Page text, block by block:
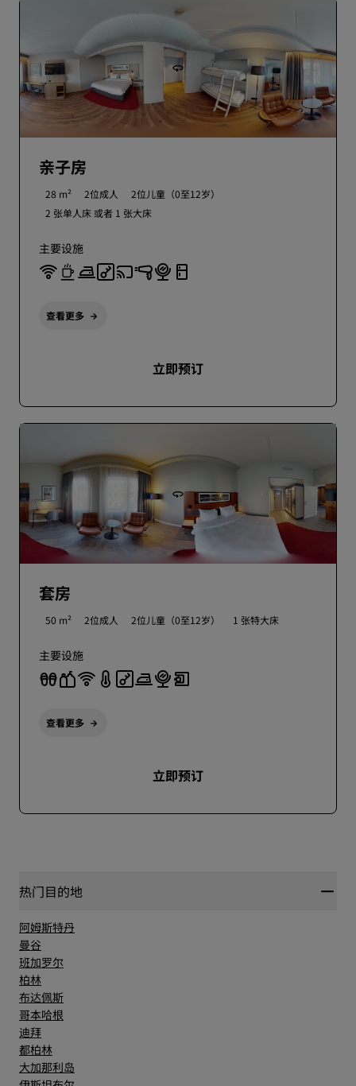
亲子房
28 m² 2位成人
2位儿童（0至12岁）
2 张单人床 或者 1 张大床
主要设施
查看更多
立即预订
套房
50 m² 2位成人 2位儿童（0至12岁） 1 张特大床
主要设施
查看更多
立即预订
热门目的地
阿姆斯特丹
曼谷
班加罗尔
柏林
布达佩斯
哥本哈根
迪拜
都柏林
大加那利岛